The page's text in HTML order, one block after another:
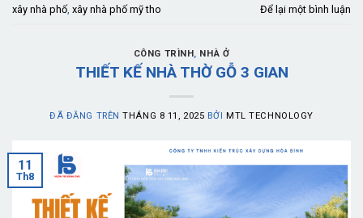
xây nhà phố, xây nhà phố mỹ tho Để lại một bình luận
CÔNG TRÌNH , NHÀ Ở
THIẾT KẾ NHÀ THỜ GỖ 3 GIAN
ĐÃ ĐĂNG TRÊNTHÁNG 8 11, 2025 BỞI MTL TECHNOLOGY
11
Th8